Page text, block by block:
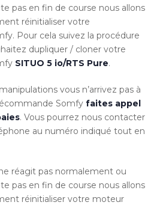
pas en fin de course nous allons
réinitialiser votre
Pour cela suivez la procédure
dupliquer / cloner votre
SITUO 5 io/RTS Pure.
vous n’arrivez pas à
Somfy faites appel
. Vous pourrez nous contacter
au numéro indiqué tout en
réagit pas normalement ou
pas en fin de course nous allons
réinitialiser votre moteur